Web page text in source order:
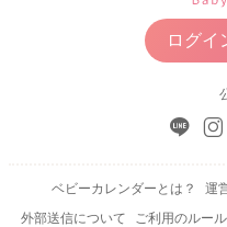
ログイ
ベビーカレンダーとは？ 運
外部送信について
ご利用のルー